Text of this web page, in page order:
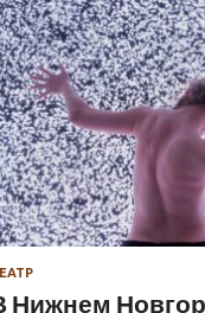
Нижнем